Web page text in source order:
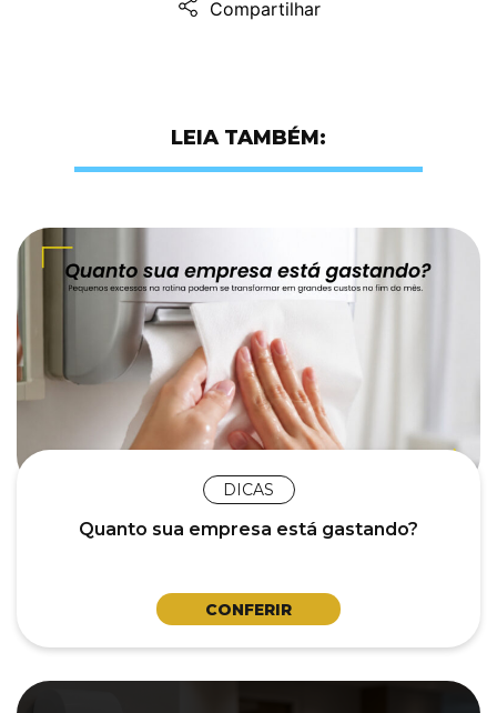
Compartilhar
LEIA TAMBÉM:
DICAS
Quanto sua empresa está gastando?
CONFERIR